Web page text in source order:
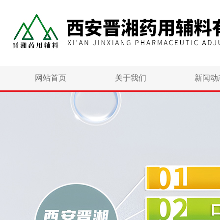
网站首页 关于我们 新闻动